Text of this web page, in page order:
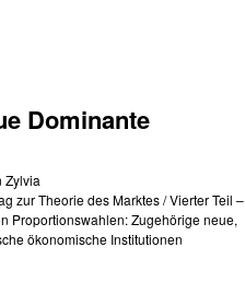
Dominante
Zylvia
zur Theorie des Marktes/Vierter Teil –
Proportionswahlen: Zugehörige neue,
ökonomische Institutionen